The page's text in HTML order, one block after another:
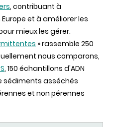
, contribuant à
et à améliorer les
mieux les gérer.
» rassemble 250
nous comparons,
, 150 échantillons d'ADN
sédiments asséchés
et non pérennes